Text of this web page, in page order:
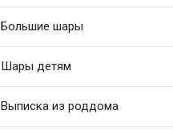
Большие шары
Шары детям
Выписка из роддома